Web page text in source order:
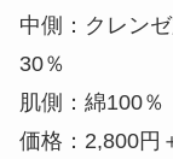
中側：クレン
30％
肌側：綿100％
価格：2,800円